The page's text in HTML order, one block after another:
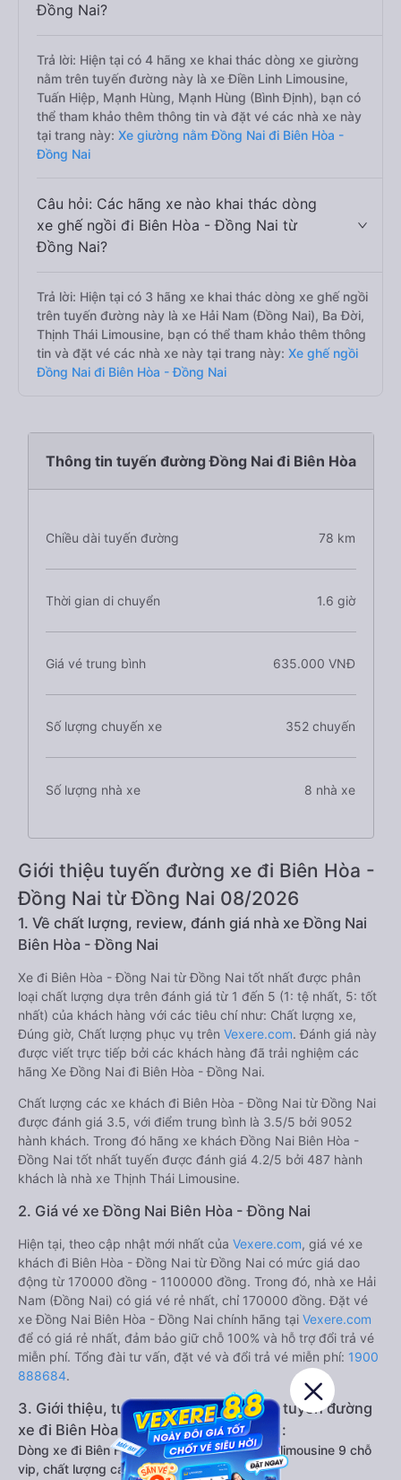
Đồng Nai?
Trả lời: Hiện tại có 4 hãng xe khai thác dòng xe giường
nằm trên tuyến đường này là xe Điền Linh Limousine,
Tuấn Hiệp, Mạnh Hùng, Mạnh Hùng (Bình Định), bạn có
thể tham khảo thêm thông tin và đặt vé các nhà xe này
tại trang này: Xe giường nằm Đồng Nai đi Biên Hòa -
Đồng Nai
Câu hỏi: Các hãng xe nào khai thác dòng
xe ghế ngồi đi Biên Hòa - Đồng Nai từ
Đồng Nai?
Trả lời: Hiện tại có 3 hãng xe khai thác dòng xe ghế ngồi
trên tuyến đường này là xe Hải Nam (Đồng Nai), Ba Đời,
Thịnh Thái Limousine, bạn có thể tham khảo thêm thông
tin và đặt vé các nhà xe này tại trang này: Xe ghế ngồi
Đồng Nai đi Biên Hòa - Đồng Nai
Thông tin tuyến đường Đồng Nai đi Biên Hòa
Chiều dài tuyến đường 78 km
Thời gian di chuyển 1.6 giờ
Giá vé trung bình 635.000 VNĐ
Số lượng chuyến xe 352 chuyến
Số lượng nhà xe 8 nhà xe
Giới thiệu tuyến đường xe đi Biên Hòa -
Đồng Nai từ Đồng Nai 08/2026
1. Về chất lượng, review, đánh giá nhà xe Đồng Nai
Biên Hòa - Đồng Nai
Xe đi Biên Hòa - Đồng Nai từ Đồng Nai tốt nhất được phân
loại chất lượng dựa trên đánh giá từ 1 đến 5 (1: tệ nhất, 5: tốt
nhất) của khách hàng với các tiêu chí như: Chất lượng xe,
Đúng giờ, Chất lượng phục vụ trên Vexere.com. Đánh giá này
được viết trực tiếp bởi các khách hàng đã trải nghiệm các
hãng Xe Đồng Nai đi Biên Hòa - Đồng Nai.
Chất lượng các xe khách đi Biên Hòa - Đồng Nai từ Đồng Nai
được đánh giá 3.5, với điểm trung bình là 3.5/5 bởi 9052
hành khách. Trong đó hãng xe khách Đồng Nai Biên Hòa -
Đồng Nai tốt nhất tuyến được đánh giá 4.2/5 bởi 487 hành
khách là nhà xe Thịnh Thái Limousine.
2. Giá vé xe Đồng Nai Biên Hòa - Đồng Nai
Hiện tại, theo cập nhật mới nhất của Vexere.com, giá vé xe
khách đi Biên Hòa - Đồng Nai từ Đồng Nai có mức giá dao
động từ 170000 đồng - 1100000 đồng. Trong đó, nhà xe Hải
Nam (Đồng Nai) có giá vé rẻ nhất, chỉ 170000 đồng. Đặt vé
xe Đồng Nai Biên Hòa - Đồng Nai chính hãng tại Vexere.com
để có giá rẻ nhất, đảm bảo giữ chỗ 100% và hỗ trợ đổi trả vé
miễn phí. Tổng đài tư vấn, đặt vé và đổi trả vé miễn phí: 1900
888684.
3. Giới thiệu, tư vấn các dòng xe chạy tuyến đường
xe đi Biên Hòa - Đồng Nai từ Đồng Nai:
Dòng xe đi Biên Hòa - Đồng Nai từ Đồng Nai limousine 9 chỗ
vip, chất lượng cao: Tiện lợi, sang trọng